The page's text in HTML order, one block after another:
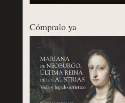
Cómpralo ya